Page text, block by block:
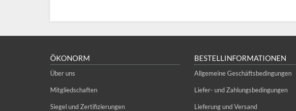
ÖKONORM
Über uns
Mitgliedschaften
Siegel und Zertifizierungen
BESTELLINFORMATIONEN
Allgemeine Geschäftsbedingungen
Liefer- und Zahlungsbedingungen
Lieferung und Versand